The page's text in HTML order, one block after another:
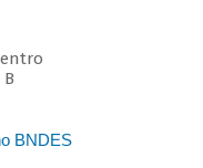
BNDES